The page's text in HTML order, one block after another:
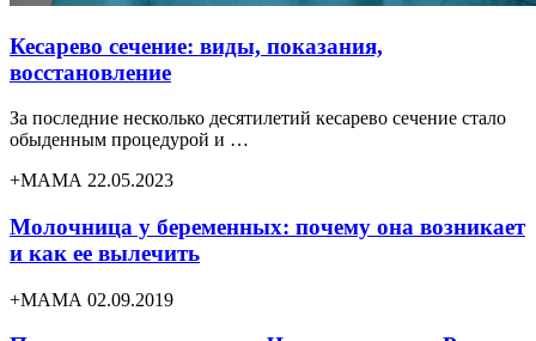
Кесарево сечение: виды, показания,
восстановление
За последние несколько десятилетий кесарево сечение стало
обыденным процедурой и …
+МАМА 22.05.2023
Молочница у беременных: почему она возникает
и как ее вылечить
+МАМА 02.09.2019